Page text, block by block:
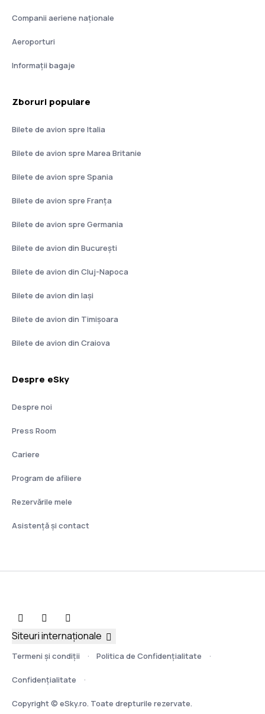
Companii aeriene naţionale
Aeroporturi
Informații bagaje
Zboruri populare
Bilete de avion spre Italia
Bilete de avion spre Marea Britanie
Bilete de avion spre Spania
Bilete de avion spre Franţa
Bilete de avion spre Germania
Bilete de avion din București
Bilete de avion din Cluj-Napoca
Bilete de avion din Iași
Bilete de avion din Timișoara
Bilete de avion din Craiova
Despre eSky
Despre noi
Press Room
Cariere
Program de afiliere
Rezervările mele
Asistenţă şi contact
Termeni şi condiţii Politica de Confidențialitate
Confidențialitate
Copyright © eSky.ro. Toate drepturile rezervate.
Siteuri internaționale